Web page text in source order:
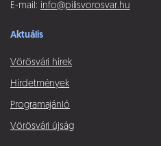
E-mail: info@pilisvorosvar.hu
Aktuális
Vörösvári hírek
Hírdetmények
Programajánló
Vörösvári újság